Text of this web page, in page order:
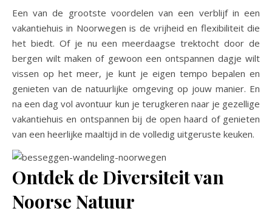
Een van de grootste voordelen van een verblijf in een
vakantiehuis in Noorwegen is de vrijheid en flexibiliteit die
het biedt. Of je nu een meerdaagse trektocht door de
bergen wilt maken of gewoon een ontspannen dagje wilt
vissen op het meer, je kunt je eigen tempo bepalen en
genieten van de natuurlijke omgeving op jouw manier. En
na een dag vol avontuur kun je terugkeren naar je gezellige
vakantiehuis en ontspannen bij de open haard of genieten
van een heerlijke maaltijd in de volledig uitgeruste keuken.
Ontdek de Diversiteit van
Noorse Natuur